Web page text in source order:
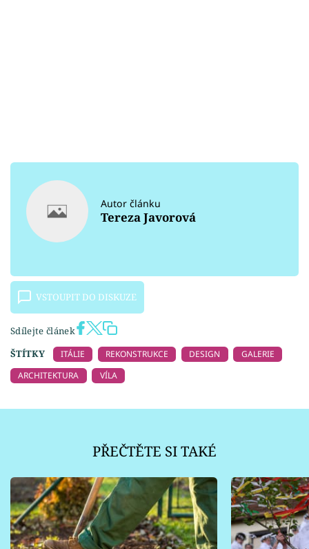
Autor článku
Tereza Javorová
VSTOUPIT DO DISKUZE
Sdílejte článek
ŠTÍTKY
ITÁLIE REKONSTRUKCE DESIGN
GALERIE
ARCHITEKTURA
VÍLA
PŘEČTĚTE SI TAKÉ